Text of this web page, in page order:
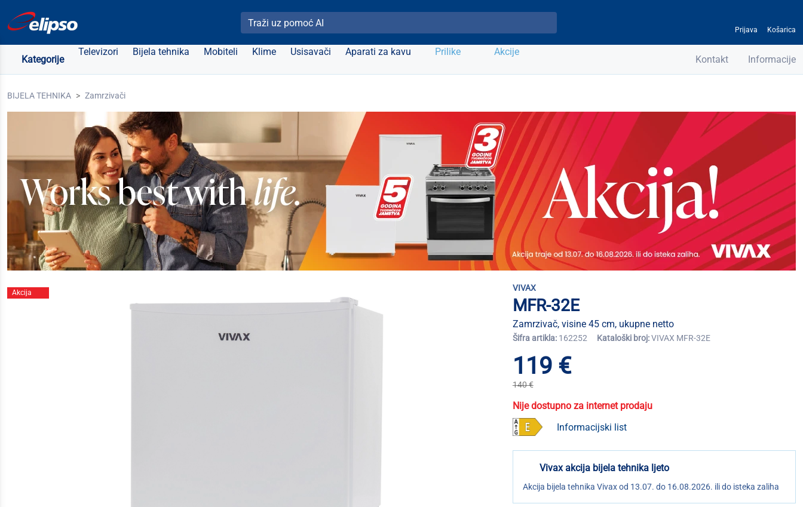
Pretraži Elipso
Prijava Košarica
Kategorije
Televizori Bijela tehnika Mobiteli Klime Usisavači Aparati za kavu Prilike Akcije
Kontakt Informacije
BIJELA TEHNIKA Zamrzivači
Akcija VIVAX
MFR-32E
Zamrzivač, visine 45 cm, ukupne netto
Šifra artikla: 162252 Kataloški broj:VIVAX MFR-32E
119 €
140 €
Nije dostupno za internet prodaju
Informacijski list
Vivax akcija bijela tehnika ljeto
Akcija bijela tehnika Vivax od 13.07. do 16.08.2026. ili do isteka zaliha